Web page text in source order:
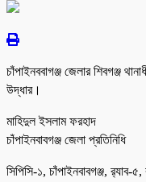
চাঁপাইনববাগঞ্জ জেলার শিবগঞ্জ
উদ্ধার।
মাহিদুল ইসলাম ফরহাদ
চাঁপাইনবাবগঞ্জ জেলা প্রতিনিধি
সিপিসি-১, চাঁপাইনবাবগঞ্জ, র‌্যাব-